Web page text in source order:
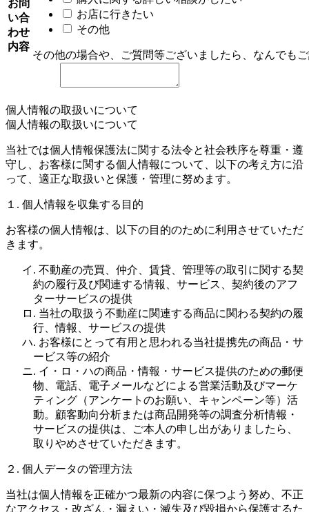
お問
い合
わせ
内容
お店に行きたい
その他
その他の場合や、ご質問等ございましたら、なんでも
個人情報の取扱いについて
個人情報の取扱いについて
当社では個人情報保護法に関する法令と社会秩序を尊重・遵
守し、お客様に関する個人情報について、以下の考え方に沿
って、適正な取扱いと保護・管理に努めます。
１. 個人情報を収集する目的
お客様の個人情報は、以下の目的のために利用させていただ
きます。
イ. 不動産の売買、仲介、賃貸、管理等の取引に関する契
約の履行及び関連する情報、サービス、契約後のアフ
ターサービスの提供
ロ. 当社の取扱う不動産に関連する商品に関わる契約の履
行、情報、サービスの提供
ハ. お客様にとって有用と思われる当社提携先の商品・サ
ービス等の紹介
ニ. イ・ロ・ハの商品・情報・サービス提供のための郵便
物、電話、電子メールなどによる営業活動及びマーケ
ティング（アンケートのお願い、キャンペーン等）活
動。顧客動向分析または商品開発等の調査分析情報・
サービスの提供は、ご本人の申し出がありましたら、
取りやめさせていただきます。
２. 個人データの管理方法
当社は個人情報を正確かつ最新の内容に保つよう努め、不正
なアクセス・改ざん・漏えい・滅失及び毀損から保護するた